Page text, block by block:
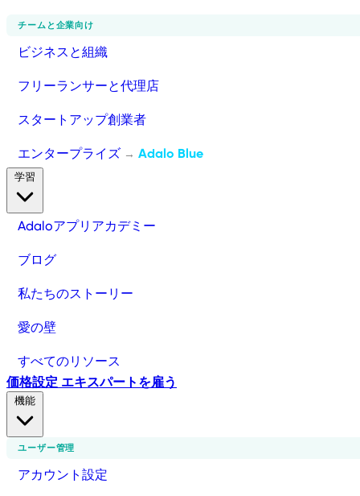
チームと企業向け
ビジネスと組織
フリーランサーと代理店
スタートアップ創業者
エンタープライズ → Adalo Blue
Adaloアプリアカデミー
ブログ
私たちのストーリー
愛の壁
すべてのリソース
価格設定 エキスパートを雇う
ユーザー管理
アカウント設定